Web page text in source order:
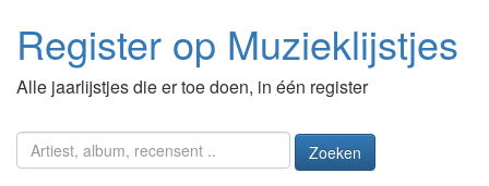
Register op Muzieklijstjes
Alle jaarlijstjes die er toe doen, in één register
Zoeken